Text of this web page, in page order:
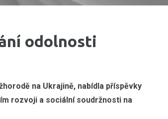
odolnosti
na Ukrajině, nabídla příspěvky
rozvoji a sociální soudržnosti na